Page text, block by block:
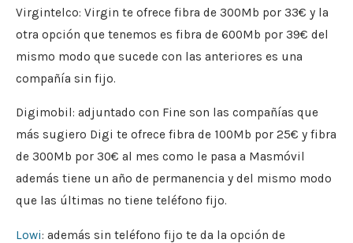
Virgintelco: Virgin te ofrece fibra de 300Mb por 33€ y la
otra opción que tenemos es fibra de 600Mb por 39€ del
mismo modo que sucede con las anteriores es una
compañía sin fijo.
Digimobil: adjuntado con Fine son las compañías que
más sugiero Digi te ofrece fibra de 100Mb por 25€ y fibra
de 300Mb por 30€ al mes como le pasa a Masmóvil
además tiene un año de permanencia y del mismo modo
que las últimas no tiene teléfono fijo.
Lowi: además sin teléfono fijo te da la opción de